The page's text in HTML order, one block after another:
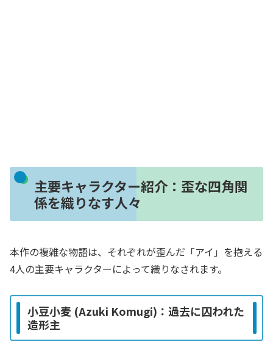
主要キャラクター紹介：歪な四角関
係を織りなす人々
本作の複雑な物語は、それぞれが歪んだ「アイ」を抱える
4人の主要キャラクターによって織りなされます。
小豆小麦 (Azuki Komugi)：過去に囚われた
造形主